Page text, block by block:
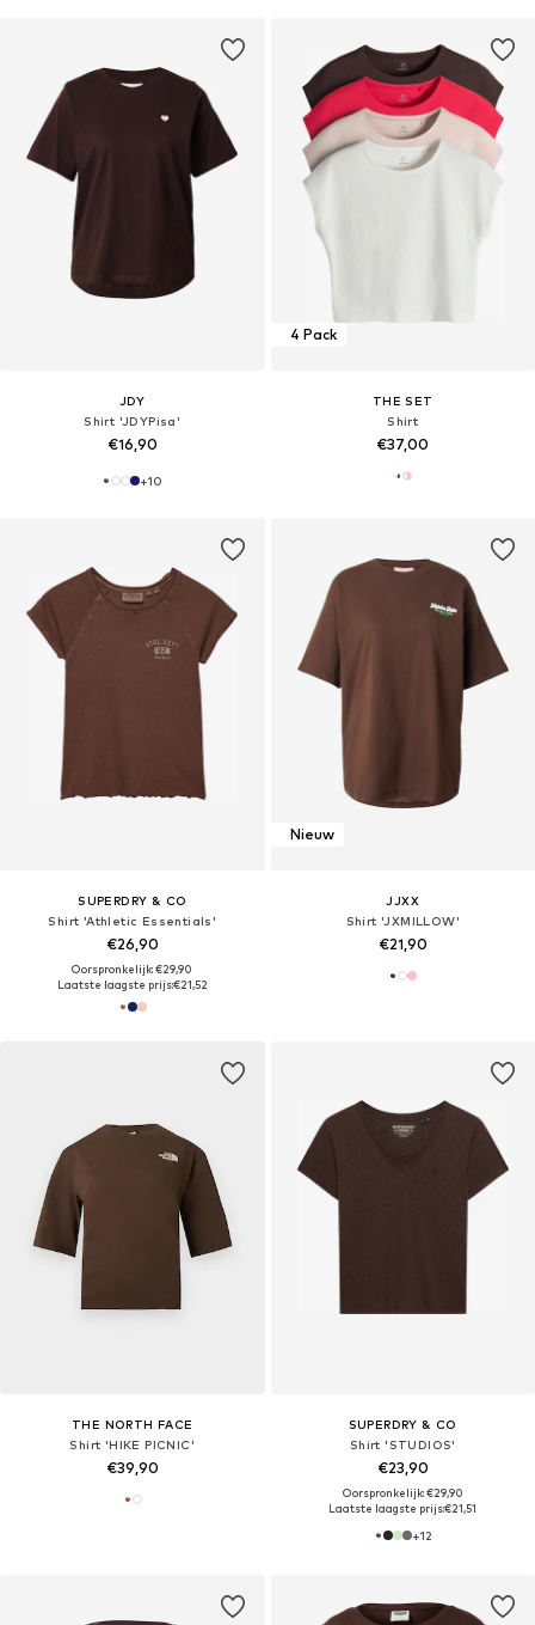
JDY
Shirt 'JDYPisa'
€16,90
+10
4 Pack
THE SET
Shirt
€37,00
SUPERDRY & CO
Shirt 'Athletic Essentials'
€26,90
Oorspronkelijk: €29,90
Laatste laagste prijs:€21,52
Nieuw
JJXX
Shirt 'JXMILLOW'
€21,90
THE NORTH FACE
Shirt 'HIKE PICNIC'
€39,90
SUPERDRY & CO
Shirt 'STUDIOS'
€23,90
Oorspronkelijk: €29,90
Laatste laagste prijs:€21,51
+12